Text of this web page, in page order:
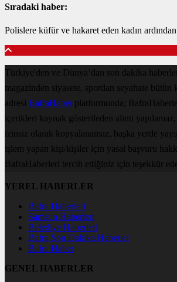
Sıradaki haber:
Polislere küfür ve hakaret eden kadın ardından
Türkiye'den ve Dünya’dan son dakika
magazinden siyasete, spordan seyahate bütün
adresi BafraHaberplatformunda;
içerikleri kaynak gösterileden alıntı
izinsiz olarak kopyalanamaz, başka yerde
işlem yapan kişi/kişiler için yasal başvuru
BafraHaberleri tercih ettiğiniz için teşekkür
YEREL HABERLER
Bafra Haberleri
Samsun Haberleri
Belediye Haberleri
Bafra Son Dakika Haberler
Bafra Haber
GENEL HABERLER